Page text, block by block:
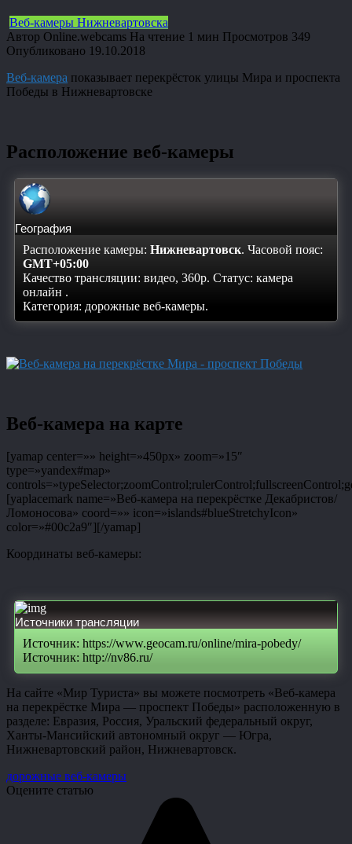
Веб-камеры Нижневартовска
Автор Online.webcams На чтение 1 мин Просмотров 349
Опубликовано 19.10.2018
Веб-камера показывает перекрёсток улицы Мира и проспекта
Победы в Нижневартовске
Расположение веб-камеры
География
Расположение камеры: Нижневартовск. Часовой пояс:
GMT+05:00
Качество трансляции: видео, 360p. Статус: камера
онлайн .
Категория: дорожные веб-камеры.
Веб-камера на карте
[yamap center=»» height=»450px» zoom=»15″
type=»yandex#map»
[yaplacemark name=»Веб-камера на перекрёстке Декабристов/
Ломоносова» coord=»» icon=»islands#blueStretchyIcon»
color=»#00c2a9″][/yamap]
Координаты веб-камеры:
Источники трансляции
Источник: https://www.geocam.ru/online/mira-pobedy/
Источник: http://nv86.ru/
На сайте «Мир Туриста» вы можете посмотреть «Веб-камера
на перекрёстке Мира — проспект Победы» расположенную в
разделе: Евразия, Россия, Уральский федеральный округ,
Ханты-Мансийский автономный округ — Югра,
Нижневартовский район, Нижневартовск.
дорожные веб-камеры
Оцените статью